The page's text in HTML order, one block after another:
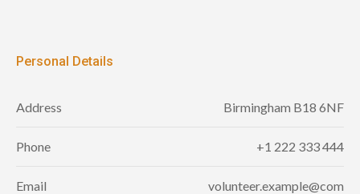
Personal Details
Address Birmingham B18 6NF
Phone +1 222 333 444
Email volunteer.example@com